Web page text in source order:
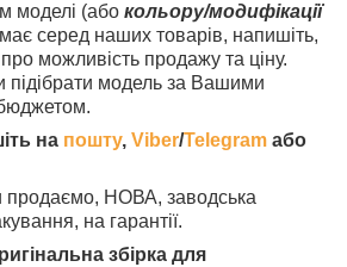
моделі (або кольору/модифікації
серед наших товарів, напишіть,
можливість продажу та ціну.
модель за Вашими
на пошту, Viber/Telegram або
продаємо, НОВА, заводська
на гарантії.
збірка для